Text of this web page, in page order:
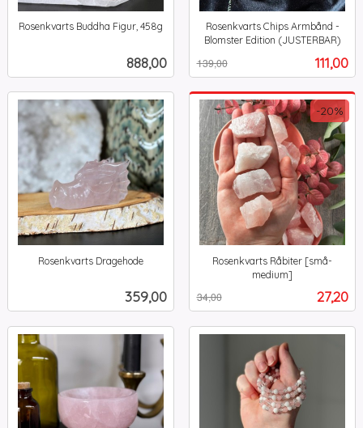
Rosenkvarts Buddha Figur, 458g
Pris
888,00
Rosenkvarts Chips Armbånd -
Blomster Edition (JUSTERBAR)
Tilbud
111,00
139,00
mva.
Rosenkvarts Dragehode
Pris
359,00
Rosenkvarts Råbiter [små-
medium]
Tilbud
27,20
34,00
-20%
mva.